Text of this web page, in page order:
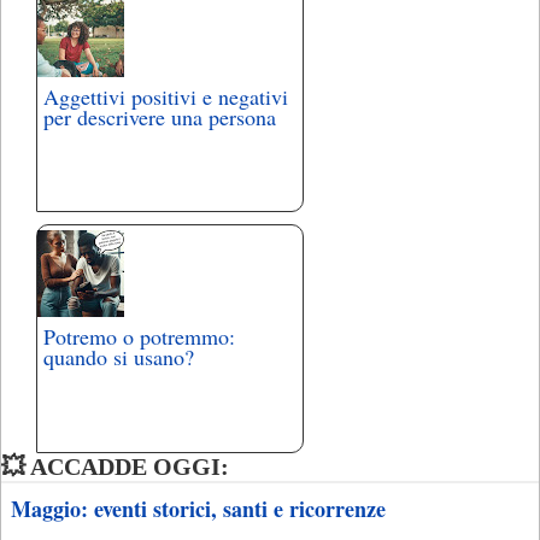
Aggettivi positivi e negativi
per descrivere una persona
Potremo o potremmo:
quando si usano?
💥 ACCADDE OGGI:
Maggio: eventi storici, santi e ricorrenze